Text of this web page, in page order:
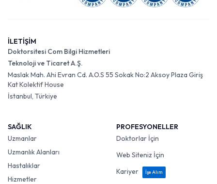
İLETİŞİM
Doktorsitesi Com Bilgi Hizmetleri
Teknoloji ve Ticaret A.Ş.
Maslak Mah. Ahi Evran Cd. A.O.S 55 Sokak No:2 Aksoy Plaza Giriş
Kat Kolektif House
İstanbul, Türkiye
SAĞLIK
Uzmanlar
Uzmanlık Alanları
Hastalıklar
Hizmetler
PROFESYONELLER
Doktorlar İçin
Web Siteniz İçin
Kariyer
İşe Alım